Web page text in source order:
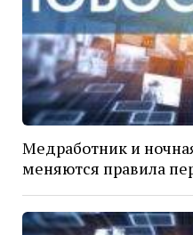
Медработник и
меняются правила